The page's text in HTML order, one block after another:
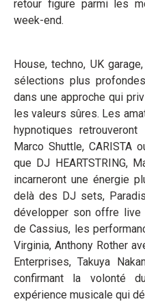
retour figure parmi les
week-end.
House, techno, UK
sélections plus
dans une approche qui
les valeurs sûres. Les
hypnotiques
Marco Shuttle, CARISTA
que DJ HEARTSTRING,
incarneront une énergie
delà des DJ sets,
développer son offre
de Cassius, les
Virginia, Anthony Rother
Enterprises, Takuya
confirmant la volonté
expérience musicale qui